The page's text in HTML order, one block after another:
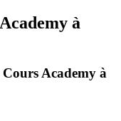
à
Cours Academy à